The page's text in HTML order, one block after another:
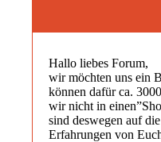
Hallo liebes Forum,
wir möchten uns ein
können dafür ca.
wir nicht in
sind deswegen auf
Erfahrungen von